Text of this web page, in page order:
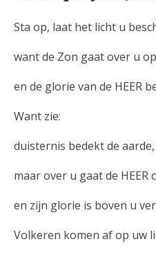
Sta op, laat het licht u
want de Zon gaat over u op
en de glorie van de HEER
Want zie:
duisternis bedekt de
maar over u gaat de HEER
en zijn glorie is boven u
Volkeren komen af op uw